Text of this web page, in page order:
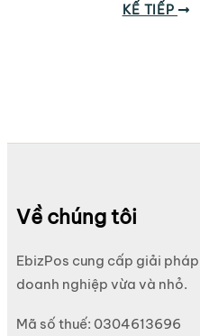
KẾ TIẾP
Về chúng tôi
EbizPos cung cấp giải
doanh nghiệp vừa và nhỏ.
Mã số thuế: 0304613696